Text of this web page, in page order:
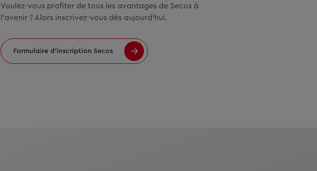
Voulez-vous profiter de tous les avantages de Secos à
l'avenir ? Alors inscrivez-vous dès aujourd’hui.
Formulaire d’inscription Secos